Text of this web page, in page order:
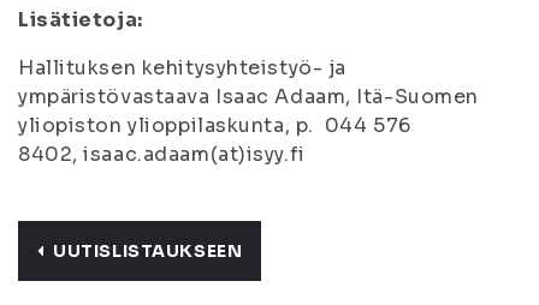
Lisätietoja:
Hallituksen kehitysyhteistyö- ja
ympäristövastaava Isaac Adaam, Itä-Suomen
yliopiston ylioppilaskunta, p. 044 576
8402, isaac.adaam(at)isyy.fi
UUTISLISTAUKSEEN